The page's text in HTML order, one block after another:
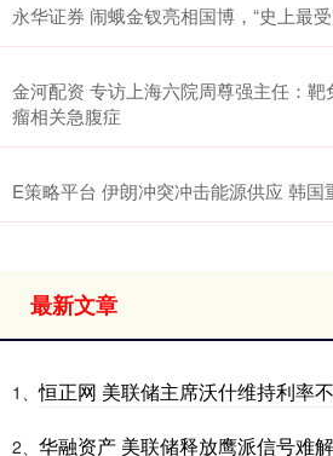
永华证券 闹蛾金钗亮相国博，“史上最
金河配资 专访上海六院周尊强主任：
瘤相关急腹症
E策略平台 伊朗冲突冲击能源供应 韩国
最新文章
1、恒正网 美联储主席沃什维持利率
2、 华融资产 美联储释放鹰派信号难